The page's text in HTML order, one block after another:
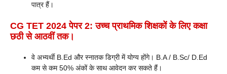
पात्र हैं।
CG TET 2024 पेपर 2: उच्च प्राथमिक शिक्षकों के लिए कक्षा
छठी से आठवीं तक।
वे अभ्यर्थी B.Ed और स्नातक डिग्री में योग्य होंगे। B.A / B.Sc/ D.Ed
कम से कम 50% अंकों के साथ आवेदन कर सकते हैं।